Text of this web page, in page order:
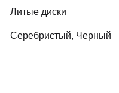
Литые диски
Серебристый, Черный